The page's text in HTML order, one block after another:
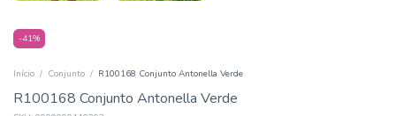
-41%
Início / Conjunto / R100168 Conjunto Antonella Verde
R100168 Conjunto Antonella Verde